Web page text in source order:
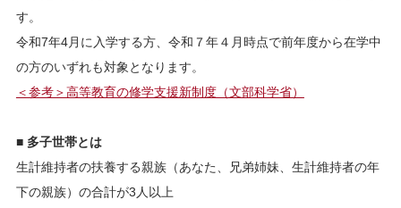
す。
令和7年4月に入学する方、令和７年４月時点で前年度から在学中
の方のいずれも対象となります。
＜参考＞高等教育の修学支援新制度（文部科学省）
■ 多子世帯とは
生計維持者の扶養する親族（あなた、兄弟姉妹、生計維持者の年
下の親族）の合計が3人以上